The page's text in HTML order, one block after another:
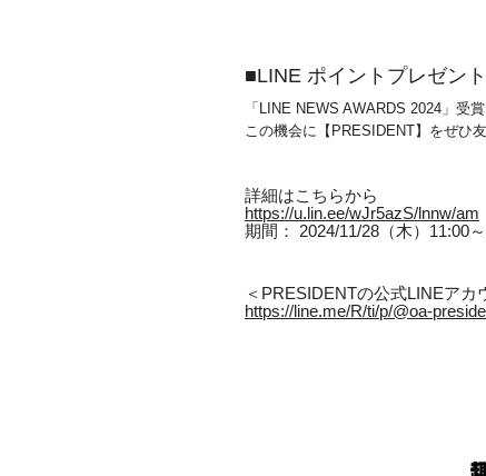
■LINE ポイントプレゼン
「LINE NEWS AWARDS 2024」受
この機会に【PRESIDENT】をぜひ
詳細はこちらから
https://u.lin.ee/wJr5azS/lnnw/am
期間： 2024/11/28（木）11:00
＜PRESIDENTの公式LINEアカ
https://line.me/R/ti/p/@oa-